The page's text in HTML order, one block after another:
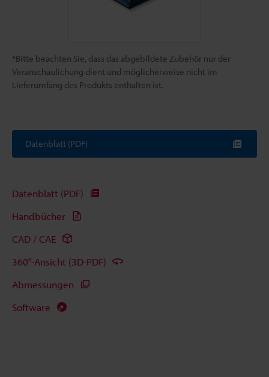
*Bitte beachten Sie, dass das abgebildete Zubehör nur der
Veranschaulichung dient und möglicherweise nicht im
Lieferumfang des Produkts enthalten ist.
Datenblatt (PDF)
Datenblatt (PDF)
Handbücher
CAD / CAE
360°-Ansicht (3D-PDF)
Abmessungen
Software